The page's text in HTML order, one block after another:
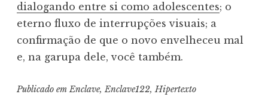
dialogando entre si como adolescentes; o
eterno fluxo de interrupções visuais; a
confirmação de que o novo envelheceu mal
e, na garupa dele, você também.
Publicado emEnclave,Enclave122,Hipertexto